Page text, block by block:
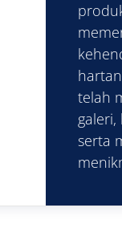
telah
serta